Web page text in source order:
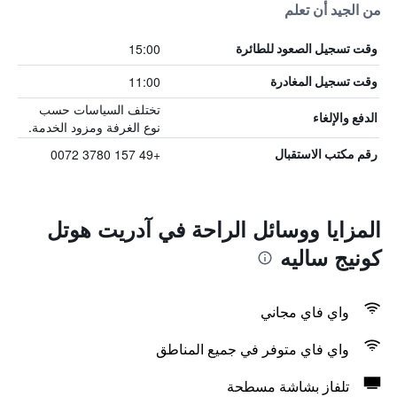
من الجيد أن تعلم
وقت تسجيل الصعود للطائرة 15:00
وقت تسجيل المغادرة 11:00
الدفع والإلغاء
تختلف السياسات حسب
نوع الغرفة ومزود الخدمة.
رقم مكتب الاستقبال +49 157 3780 0072
المزايا ووسائل الراحة في آدريت هوتل
كونيج ساليه
واي فاي مجاني
واي فاي متوفر في جميع المناطق
تلفاز بشاشة مسطحة